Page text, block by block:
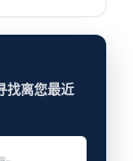
找离您最近